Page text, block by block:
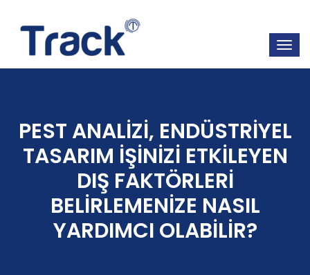
PEST ANALİZİ, ENDÜSTRİYEL
TASARIM İŞİNİZİ ETKİLEYEN
DIŞ FAKTÖRLERİ
BELİRLEMENİZE NASIL
YARDIMCI OLABİLİR?